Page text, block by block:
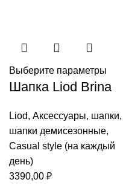
Выберите параметры
Шапка Liod Brina
Liod, Аксессуары, шапки,
шапки демисезонные,
Casual style (на каждый
день)
3390,00 ₽